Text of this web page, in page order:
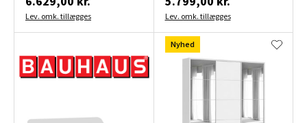
Lev. omk. tillægges Lev. omk. tillægges
Nyhed